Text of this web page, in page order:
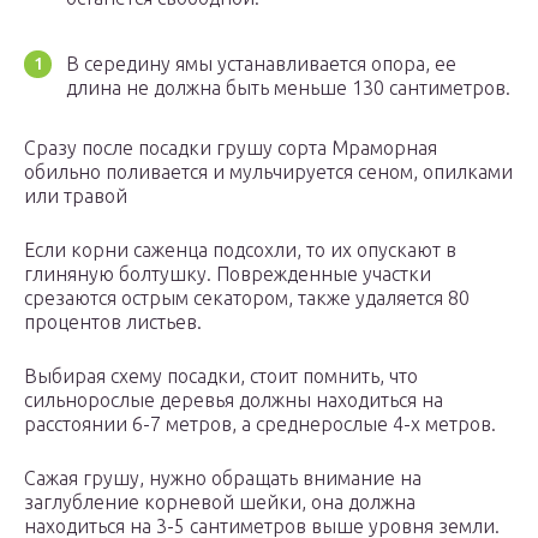
В середину ямы устанавливается опора, ее
длина не должна быть меньше 130 сантиметров.
Сразу после посадки грушу сорта Мраморная
обильно поливается и мульчируется сеном, опилками
или травой
Если корни саженца подсохли, то их опускают в
глиняную болтушку. Поврежденные участки
срезаются острым секатором, также удаляется 80
процентов листьев.
Выбирая схему посадки, стоит помнить, что
сильнорослые деревья должны находиться на
расстоянии 6-7 метров, а среднерослые 4-х метров.
Сажая грушу, нужно обращать внимание на
заглубление корневой шейки, она должна
находиться на 3-5 сантиметров выше уровня земли.